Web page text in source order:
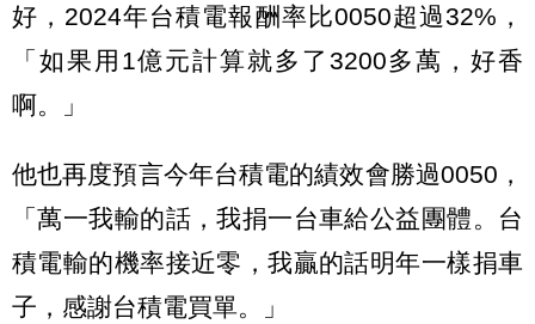
好，2024年台積電報酬率比0050超過32%，
「如果用1億元計算就多了3200多萬，好香
啊。」
他也再度預言今年台積電的績效會勝過0050，
「萬一我輸的話，我捐一台車給公益團體。台
積電輸的機率接近零，我贏的話明年一樣捐車
子，感謝台積電買單。」